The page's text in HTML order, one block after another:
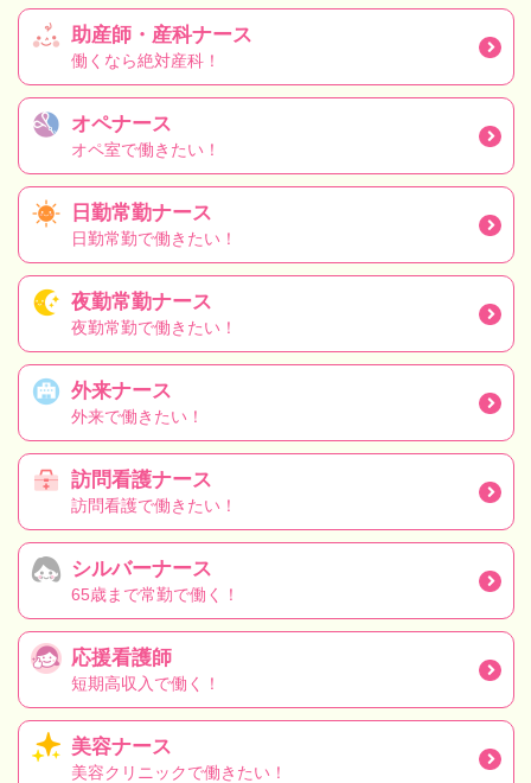
助産師・産科ナース
働くなら絶対産科！
オペナース
オペ室で働きたい！
日勤常勤ナース
日勤常勤で働きたい！
夜勤常勤ナース
夜勤常勤で働きたい！
外来ナース
外来で働きたい！
訪問看護ナース
訪問看護で働きたい！
シルバーナース
65歳まで常勤で働く！
応援看護師
短期高収入で働く！
美容ナース
美容クリニックで働きたい！